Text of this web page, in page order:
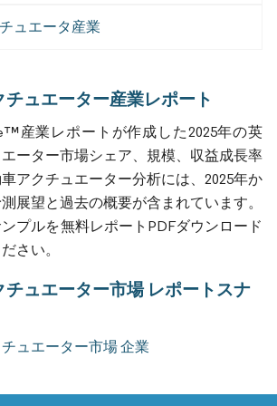
ュエータ産業
ュエーター産業レポート
産業レポートが作成した2025年の英
ーター市場シェア、規模、収益成長率
アクチュエーター分析には、2025年か
展望と過去の概要が含まれています。
プルを無料レポートPDFダウンロード
さい。
ュエーター市場 レポートスナ
ュエーター市場 企業